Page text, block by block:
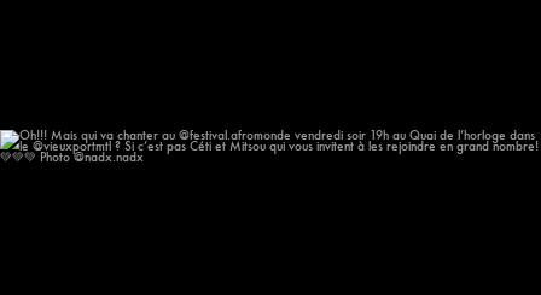
Oh!!! Mais qui va chanter au @festival.afromonde